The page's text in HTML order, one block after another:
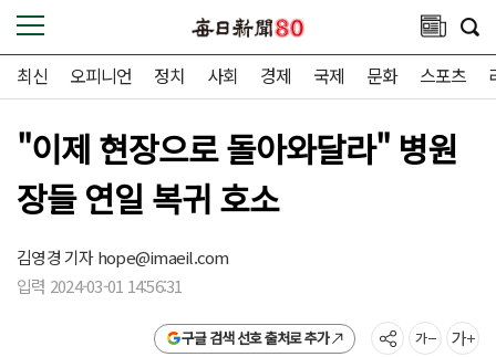
최신 오피니언 정치 사회 경제 국제 문화 스포츠
"이제 현장으로 돌아와달라" 병원
장들 연일 복귀 호소
김영경 기자hope@imaeil.com
입력 2024-03-01 14:56:31
구글 검색 선호 출처로 추가